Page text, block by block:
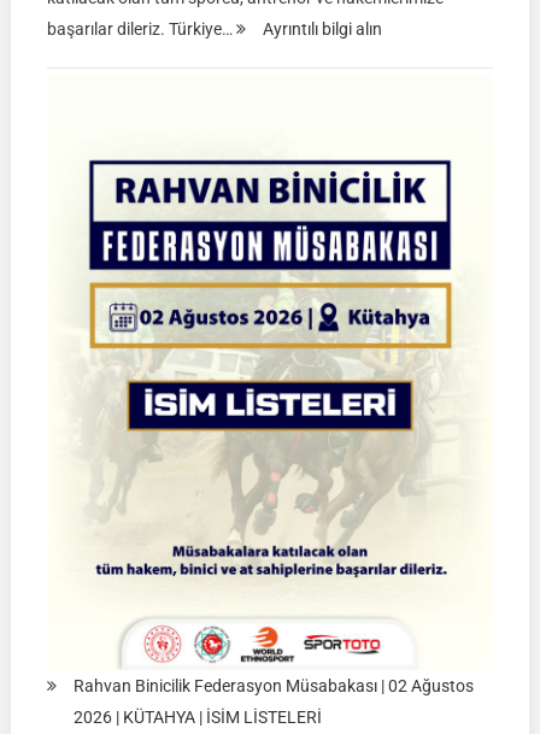
başarılar dileriz. Türkiye…
Ayrıntılı bilgi alın:
Türkiye
Şampiyonası
Yarı
Final
Müsabakaları
|
08-
09
2026
İSTANBUL
Rahvan Binicilik Federasyon Müsabakası | 02 Ağustos
2026 | KÜTAHYA | İSİM LİSTELERİ